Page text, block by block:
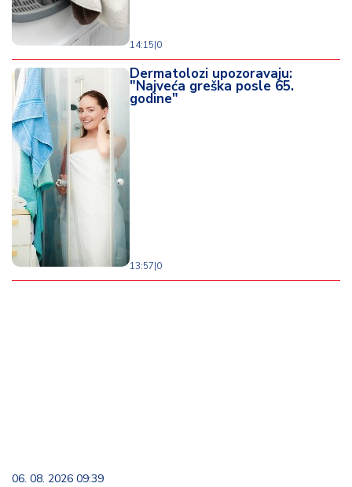
14:15|0
Dermatolozi upozoravaju:
"Najveća greška posle 65.
godine"
13:57|0
06. 08. 2026 09:39